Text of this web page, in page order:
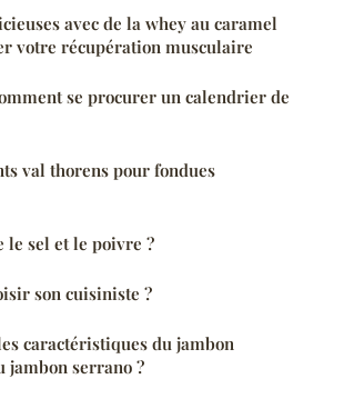
avec de la whey au caramel
votre récupération musculaire
se procurer un calendrier de
val thorens pour fondues
le sel et le poivre ?
son cuisiniste ?
caractéristiques du jambon
jambon serrano ?